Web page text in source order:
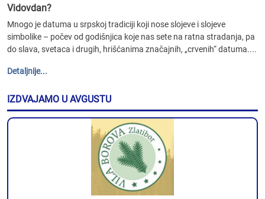
Vidovdan?
Mnogo je datuma u srpskoj tradiciji koji nose slojeve i slojeve
simbolike – počev od godišnjica koje nas sete na ratna stradanja, pa
do slava, svetaca i drugih, hrišćanima značajnih, „crvenih“ datuma....
Detaljnije...
IZDVAJAMO U AVGUSTU